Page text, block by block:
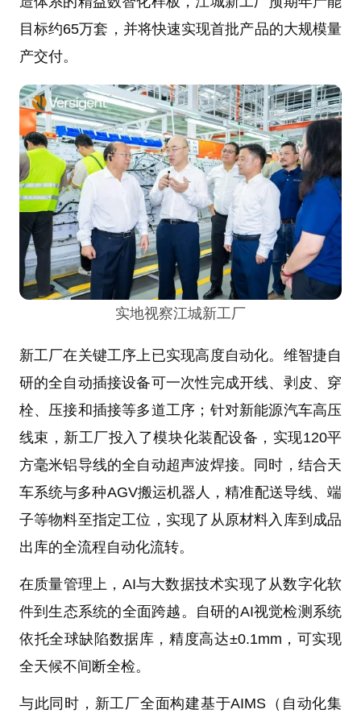
目标约65万套，并将快速实现首批产品的大规模量
产交付。
实地视察江城新工厂
新工厂在关键工序上已实现高度自动化。维智捷自
研的全自动插接设备可一次性完成开线、剥皮、穿
栓、压接和插接等多道工序；针对新能源汽车高压
线束，新工厂投入了模块化装配设备，实现120平
方毫米铝导线的全自动超声波焊接。同时，结合天
车系统与多种AGV搬运机器人，精准配送导线、端
子等物料至指定工位，实现了从原材料入库到成品
出库的全流程自动化流转。
在质量管理上，AI与大数据技术实现了从数字化软
件到生态系统的全面跨越。自研的AI视觉检测系统
依托全球缺陷数据库，精度高达±0.1mm，可实现
全天候不间断全检。
与此同时，新工厂全面构建基于AIMS（自动化集